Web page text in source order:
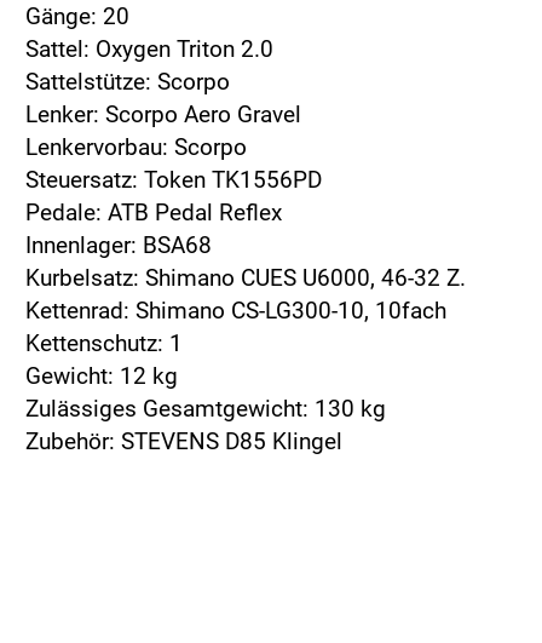
Gänge: 20
Sattel: Oxygen Triton 2.0
Sattelstütze: Scorpo
Lenker: Scorpo Aero Gravel
Lenkervorbau: Scorpo
Steuersatz: Token TK1556PD
Pedale: ATB Pedal Reflex
Innenlager: BSA68
Kurbelsatz: Shimano CUES U6000, 46-32 Z.
Kettenrad: Shimano CS-LG300-10, 10fach
Kettenschutz: 1
Gewicht: 12 kg
Zulässiges Gesamtgewicht: 130 kg
Zubehör: STEVENS D85 Klingel